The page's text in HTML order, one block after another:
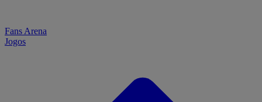
Fans Arena
Jogos